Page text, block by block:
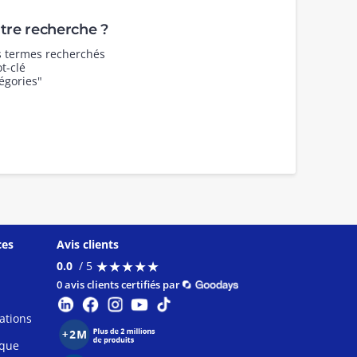
recherche ?
recherchés
clé
Avis clients
0.0 / 5 ★★★★★
★★★★★
0 avis clients certifiés par